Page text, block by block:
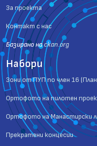
За проекта
Контакт с нас
Базиранo наckan.org
Набори
Зони от ПУП по член 16 (План
Ортофото на пилотен
Ортофото на Манастирски
Прекратени концесии